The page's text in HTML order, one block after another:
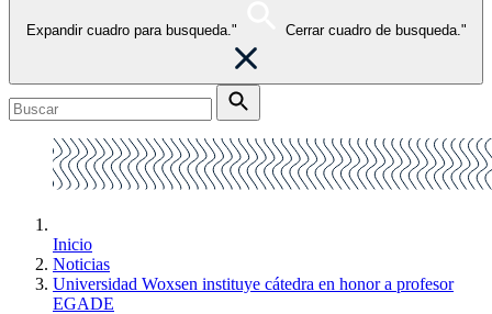
Expandir cuadro para busqueda." Cerrar cuadro de busqueda."
Inicio
Noticias
Universidad Woxsen instituye cátedra en honor a profesor
EGADE